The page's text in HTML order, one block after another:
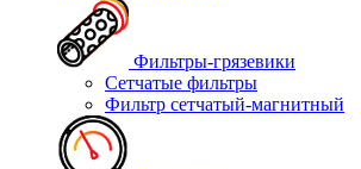
Фильтры-грязевики
Сетчатые фильтры
Фильтр сетчатый-магнитный